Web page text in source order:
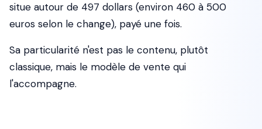
situe autour de 497 dollars (environ 460 à 500
euros selon le change), payé une fois.
Sa particularité n'est pas le contenu, plutôt
classique, mais le modèle de vente qui
l'accompagne.